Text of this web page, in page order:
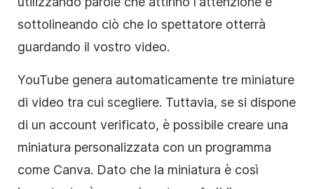
sottolineando ciò che lo spettatore otterrà
guardando il vostro video.
YouTube genera automaticamente tre miniature
di video tra cui scegliere. Tuttavia, se si dispone
di un account verificato, è possibile creare una
miniatura personalizzata con un programma
come Canva. Dato che la miniatura è così